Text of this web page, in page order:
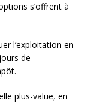
s’offrent à
l’exploitation en
de
plus-value, en